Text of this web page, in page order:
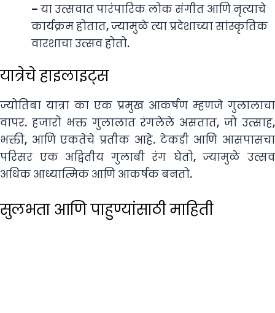
– या उत्सवात पारंपारिक लोक संगीत आणि नृत्याचे
कार्यक्रम होतात, ज्यामुळे त्या प्रदेशाच्या सांस्कृतिक
वारशाचा उत्सव होतो.
यात्रेचे हाइलाइट्स
ज्योतिबा यात्रा का एक प्रमुख आकर्षण म्हणजे गुलालाचा
वापर. हजारो भक्त गुलालात रंगलेले असतात, जो उत्साह,
भक्ती, आणि एकतेचे प्रतीक आहे. टेकडी आणि आसपासचा
परिसर एक अद्वितीय गुलाबी रंग घेतो, ज्यामुळे उत्सव
अधिक आध्यात्मिक आणि आकर्षक बनतो.
सुलभता आणि पाहुण्यांसाठी माहिती